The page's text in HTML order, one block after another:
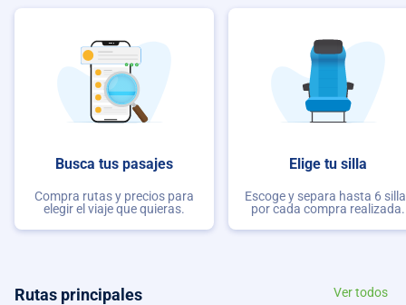
Busca tus pasajes
Compra rutas y precios para
elegir el viaje que quieras.
Elige tu silla
Escoge y separa hasta 6
por cada compra realizada.
Rutas principales Ver todos